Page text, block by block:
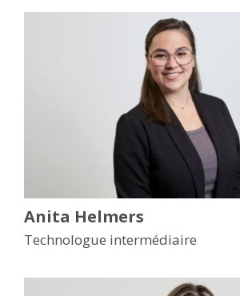
Anita Helmers
Technologue intermédiaire